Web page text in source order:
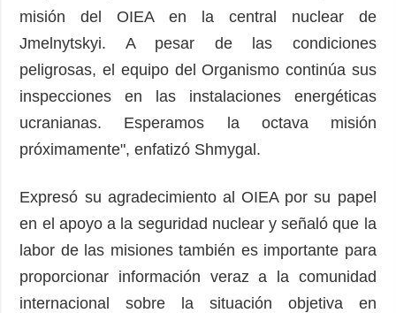
misión del OIEA en la central nuclear de
Jmelnytskyi. A pesar de las condiciones
peligrosas, el equipo del Organismo continúa sus
inspecciones en las instalaciones energéticas
ucranianas. Esperamos la octava misión
próximamente", enfatizó Shmygal.
Expresó su agradecimiento al OIEA por su papel
en el apoyo a la seguridad nuclear y señaló que la
labor de las misiones también es importante para
proporcionar información veraz a la comunidad
internacional sobre la situación objetiva en